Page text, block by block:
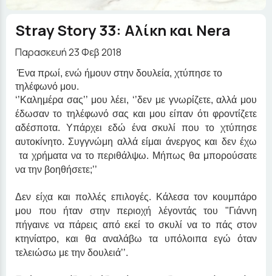
Stray Story 33: Αλίκη και Nera
Παρασκευή 23 Φεβ 2018
Ένα πρωί, ενώ ήμουν στην δουλεία, χτύπησε το
τηλέφωνό μου.
‘’Καλημέρα σας’’ μου λέει, ‘’δεν με γνωρίζετε, αλλά μου
έδωσαν το τηλέφωνό σας και μου είπαν ότι φροντίζετε
αδέσποτα. Υπάρχει εδώ ένα σκυλί που το χτύπησε
αυτοκίνητο. Συγγνώμη αλλά είμαι άνεργος και δεν έχω
τα χρήματα να το περιθάλψω. Μήπως θα μπορούσατε
να την βοηθήσετε;’’
Δεν είχα και πολλές επιλογές. Κάλεσα τον κουμπάρο
μου που ήταν στην περιοχή λέγοντάς του "Γιάννη
πήγαινε να πάρεις από εκεί το σκυλί να το πάς στον
κτηνίατρο, και θα αναλάβω τα υπόλοιπα εγώ όταν
τελειώσω με την δουλειά’’.